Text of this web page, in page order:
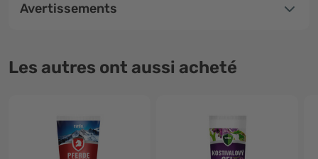
Avertissements
Les autres ont aussi acheté